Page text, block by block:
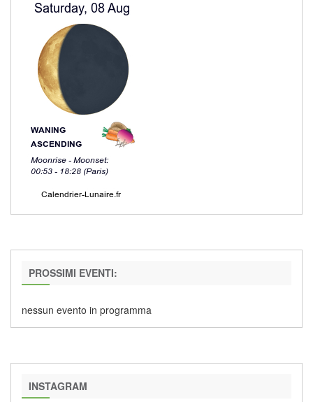
PROSSIMI EVENTI:
nessun evento in programma
INSTAGRAM